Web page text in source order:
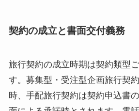
契約の成立と書面交付義務
旅行契約の成立時期は契約類型
す。募集型・受注型企画旅行契
時、手配旅行契約は契約申込書